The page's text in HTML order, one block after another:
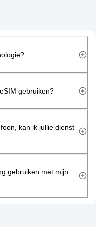
gebruiken?
kan ik jullie dienst
gebruiken met mijn